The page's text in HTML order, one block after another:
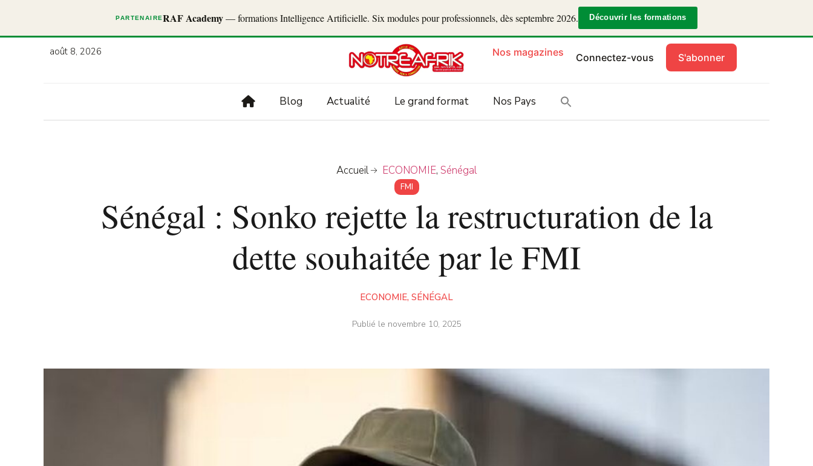
PARTENAIRERAF Academy— formations Intelligence Artificielle. Six modules pour professionnels, dès septembre 2026. Découvrir les formations
août 8, 2026 Nos magazines Connectez-vous S'abonner
Blog Actualité Le grand format Nos Pays
Accueil ECONOMIE, Sénégal
FMI
Sénégal : Sonko rejette la restructuration de la
dette souhaitée par le FMI
ECONOMIE, SÉNÉGAL
Publié le novembre 10, 2025